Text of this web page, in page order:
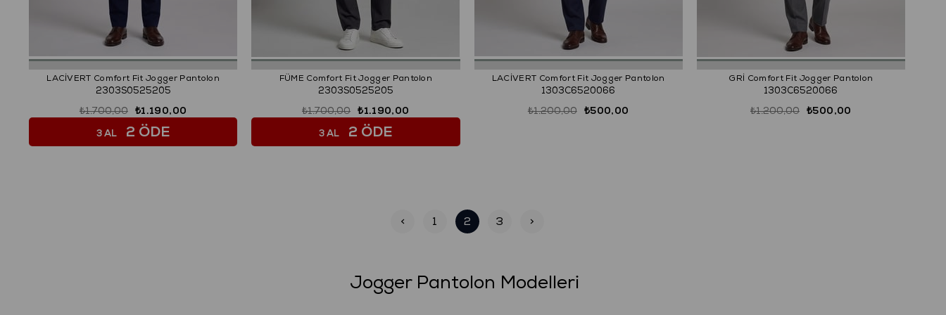
LACİVERT Comfort Fit Jogger Pantolon
2303S0525205
₺1.190,00
₺1.700,00
3 AL 2 ÖDE
FÜME Comfort Fit Jogger Pantolon
2303S0525205
₺1.190,00
₺1.700,00
3 AL 2 ÖDE
LACİVERT Comfort Fit Jogger Pantolon
1303C6520066
₺500,00
₺1.200,00
GRİ Comfort Fit Jogger Pantolon
1303C6520066
₺500,00
₺1.200,00
< 1 2 3 >
Jogger Pantolon Modelleri